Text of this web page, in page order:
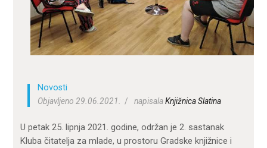
DOKUMENTI
KONTAKT
Novosti
Objavljeno 29.06.2021.
napisalaKnjižnica Slatina
U petak 25. lipnja 2021. godine, održan je 2. sastanak
Kluba čitatelja za mlade, u prostoru Gradske knjižnice i